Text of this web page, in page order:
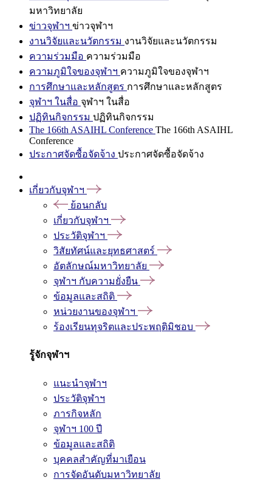
มหาวิทยาลัย
ข่าวจุฬาฯ ข่าวจุฬาฯ
งานวิจัยและนวัตกรรม งานวิจัยและนวัตกรรม
ความร่วมมือ ความร่วมมือ
ความภูมิใจของจุฬาฯ ความภูมิใจของจุฬาฯ
การศึกษาและหลักสูตร การศึกษาและหลักสูตร
จุฬาฯ ในสื่อ จุฬาฯ ในสื่อ
ปฏิทินกิจกรรม ปฏิทินกิจกรรม
The 166th ASAIHL Conference The 166th ASAIHL
Conference
ประกาศจัดซื้อจัดจ้าง ประกาศจัดซื้อจัดจ้าง
เกี่ยวกับจุฬาฯ
ย้อนกลับ
เกี่ยวกับจุฬาฯ
ประวัติจุฬาฯ
วิสัยทัศน์และยุทธศาสตร์
อัตลักษณ์มหาวิทยาลัย
จุฬาฯ กับความยั่งยืน
ข้อมูลและสถิติ
หน่วยงานของจุฬาฯ
ร้องเรียนทุจริตและประพฤติมิชอบ
รู้จักจุฬาฯ
แนะนำจุฬาฯ
ประวัติจุฬาฯ
ภารกิจหลัก
จุฬาฯ 100 ปี
ข้อมูลและสถิติ
บุคคลสำคัญที่มาเยือน
การจัดอันดับมหาวิทยาลัย